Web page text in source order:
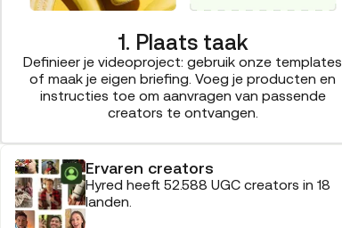
1. Plaats taak
Definieer je videoproject: gebruik onze templates
of maak je eigen briefing. Voeg je producten en
instructies toe om aanvragen van passende
creators te ontvangen.
Ervaren creators
Hyred heeft 52.588 UGC creators in 18
landen.